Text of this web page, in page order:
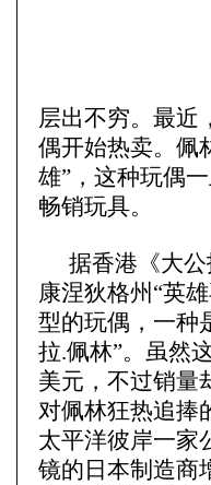
层出不穷。最近
偶开始热卖。佩
雄”，这种玩偶
畅销玩具。
据香港《大
康涅狄格州“英
型的玩偶，一种
拉.佩林”。虽然
美元，不过销量
对佩林狂热追捧
太平洋彼岸一家
镜的日本制造商